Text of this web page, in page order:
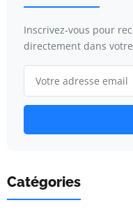
Inscrivez-vous pour
directement dans
Catégories